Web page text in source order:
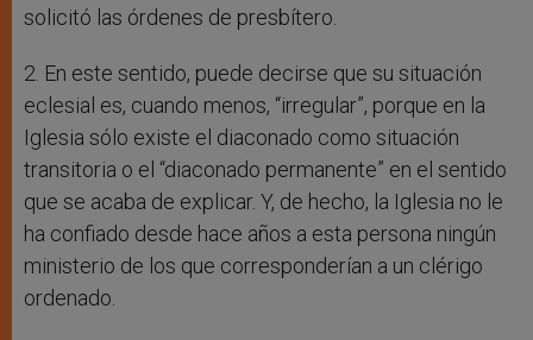
solicitó las órdenes de presbítero.
2. En este sentido, puede decirse que su situación
eclesial es, cuando menos, “irregular”, porque en la
Iglesia sólo existe el diaconado como situación
transitoria o el “diaconado permanente” en el sentido
que se acaba de explicar. Y, de hecho, la Iglesia no le
ha confiado desde hace años a esta persona ningún
ministerio de los que corresponderían a un clérigo
ordenado.